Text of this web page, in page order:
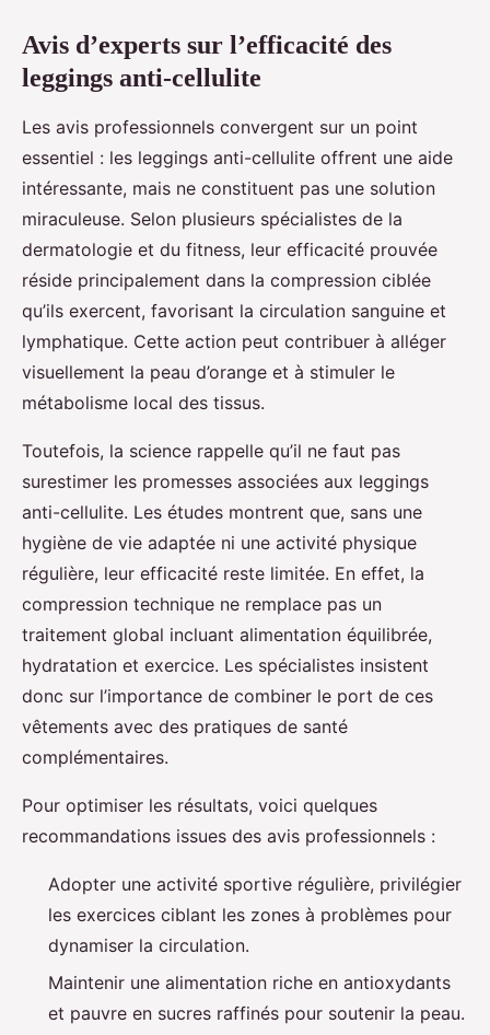
Avis d’experts sur l’efficacité des
leggings anti-cellulite
Les avis professionnels convergent sur un point
essentiel : les leggings anti-cellulite offrent une aide
intéressante, mais ne constituent pas une solution
miraculeuse. Selon plusieurs spécialistes de la
dermatologie et du fitness, leur efficacité prouvée
réside principalement dans la compression ciblée
qu’ils exercent, favorisant la circulation sanguine et
lymphatique. Cette action peut contribuer à alléger
visuellement la peau d’orange et à stimuler le
métabolisme local des tissus.
Toutefois, la science rappelle qu’il ne faut pas
surestimer les promesses associées aux leggings
anti-cellulite. Les études montrent que, sans une
hygiène de vie adaptée ni une activité physique
régulière, leur efficacité reste limitée. En effet, la
compression technique ne remplace pas un
traitement global incluant alimentation équilibrée,
hydratation et exercice. Les spécialistes insistent
donc sur l’importance de combiner le port de ces
vêtements avec des pratiques de santé
complémentaires.
Pour optimiser les résultats, voici quelques
recommandations issues des avis professionnels :
Adopter une activité sportive régulière, privilégier
les exercices ciblant les zones à problèmes pour
dynamiser la circulation.
Maintenir une alimentation riche en antioxydants
et pauvre en sucres raffinés pour soutenir la peau.